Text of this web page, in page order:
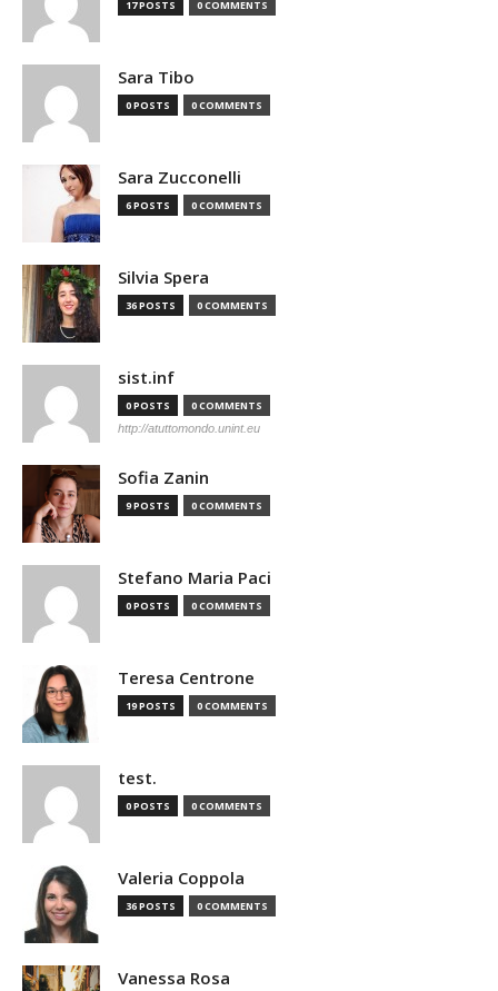
17 POSTS 0 COMMENTS
Sara Tibo
0 POSTS 0 COMMENTS
Sara Zucconelli
6 POSTS 0 COMMENTS
Silvia Spera
36 POSTS 0 COMMENTS
sist.inf
0 POSTS 0 COMMENTS
http://atuttomondo.unint.eu
Sofia Zanin
9 POSTS 0 COMMENTS
Stefano Maria Paci
0 POSTS 0 COMMENTS
Teresa Centrone
19 POSTS 0 COMMENTS
test.
0 POSTS 0 COMMENTS
Valeria Coppola
36 POSTS 0 COMMENTS
Vanessa Rosa